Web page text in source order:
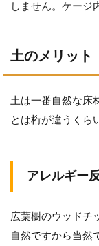
しません。ケージ
土のメリット
土は一番自然な床
とは桁が違うくら
アレルギー
広葉樹のウッドチ
自然ですから当然